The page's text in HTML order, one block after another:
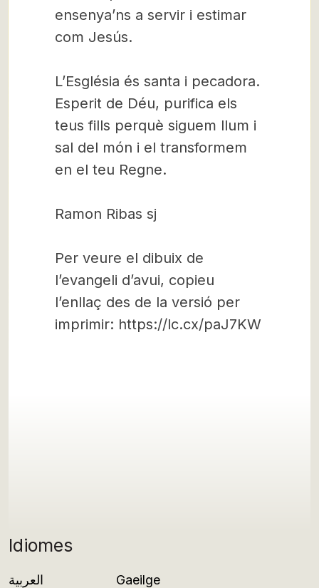
Idiomes
العربية
Gaeilge
ensenya’ns a servir i estimar
com Jesús.
L’Església és santa i pecadora.
Esperit de Déu, purifica els
teus fills perquè siguem llum i
sal del món i el transformem
en el teu Regne.
Ramon Ribas sj
Per veure el dibuix de
l’evangeli d’avui, copieu
l’enllaç des de la versió per
imprimir: https://lc.cx/paJ7KW